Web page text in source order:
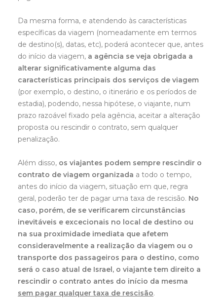
Da mesma forma, e atendendo às características
específicas da viagem (nomeadamente em termos
de destino(s), datas, etc), poderá acontecer que, antes
do início da viagem, a agência se veja obrigada a
alterar significativamente alguma das
características principais dos serviços de viagem
(por exemplo, o destino, o itinerário e os períodos de
estadia), podendo, nessa hipótese, o viajante, num
prazo razoável fixado pela agência, aceitar a alteração
proposta ou rescindir o contrato, sem qualquer
penalização.
Além disso, os viajantes podem sempre rescindir o
contrato de viagem organizada a todo o tempo,
antes do início da viagem, situação em que, regra
geral, poderão ter de pagar uma taxa de rescisão. No
caso, porém, de se verificarem circunstâncias
inevitáveis e excecionais no local de destino ou
na sua proximidade imediata que afetem
consideravelmente a realização da viagem ou o
transporte dos passageiros para o destino, como
será o caso atual de Israel, o viajante tem direito a
rescindir o contrato antes do início da mesma
sem pagar qualquer taxa de rescisão.